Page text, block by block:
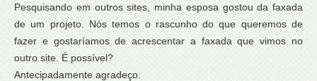
Pesquisando em outros sites, minha esposa gostou da faxada
de um projeto. Nós temos o rascunho do que queremos de
fazer e gostaríamos de acrescentar a faxada que vimos no
outro site. É possível?
Antecipadamente agradeço.